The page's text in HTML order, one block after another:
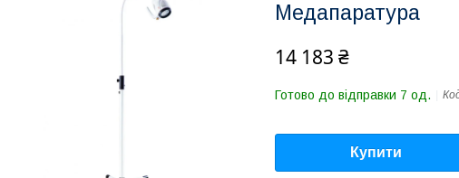
Медапаратура
14 183 ₴
Готово до відправки 7 од.
Купити